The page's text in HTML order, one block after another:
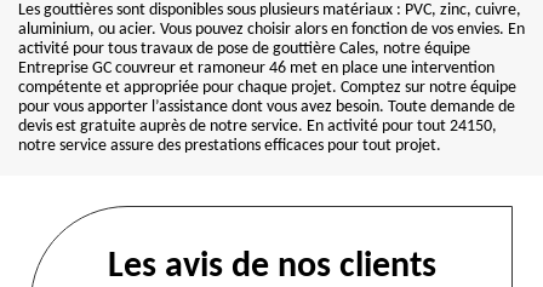
Les gouttières sont disponibles sous plusieurs matériaux : PVC, zinc, cuivre,
aluminium, ou acier. Vous pouvez choisir alors en fonction de vos envies. En
activité pour tous travaux de pose de gouttière Cales, notre équipe
Entreprise GC couvreur et ramoneur 46 met en place une intervention
compétente et appropriée pour chaque projet. Comptez sur notre équipe
pour vous apporter l’assistance dont vous avez besoin. Toute demande de
devis est gratuite auprès de notre service. En activité pour tout 24150,
notre service assure des prestations efficaces pour tout projet.
Les avis de nos clients